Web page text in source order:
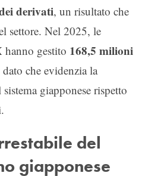
derivati, un risultato che
settore. Nel 2025, le
hanno gestito 168,5 milioni
che evidenzia la
giapponese rispetto
del
giapponese